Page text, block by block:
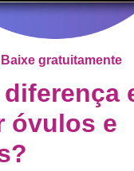
Baixe gratuitamente
diferença
óvulos e